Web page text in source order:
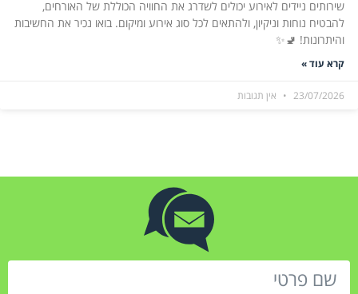
שירותים ניידים לאירוע יכולים לשדרג את החוויה הכוללת של האורחים,
להבטיח נוחות וניקיון, ולהתאים לכל סוג אירוע ומיקום. בואו נכיר את החשיבות
והיתרונות! 🚽✨
קרא עוד »
23/07/2026 אין תגובות